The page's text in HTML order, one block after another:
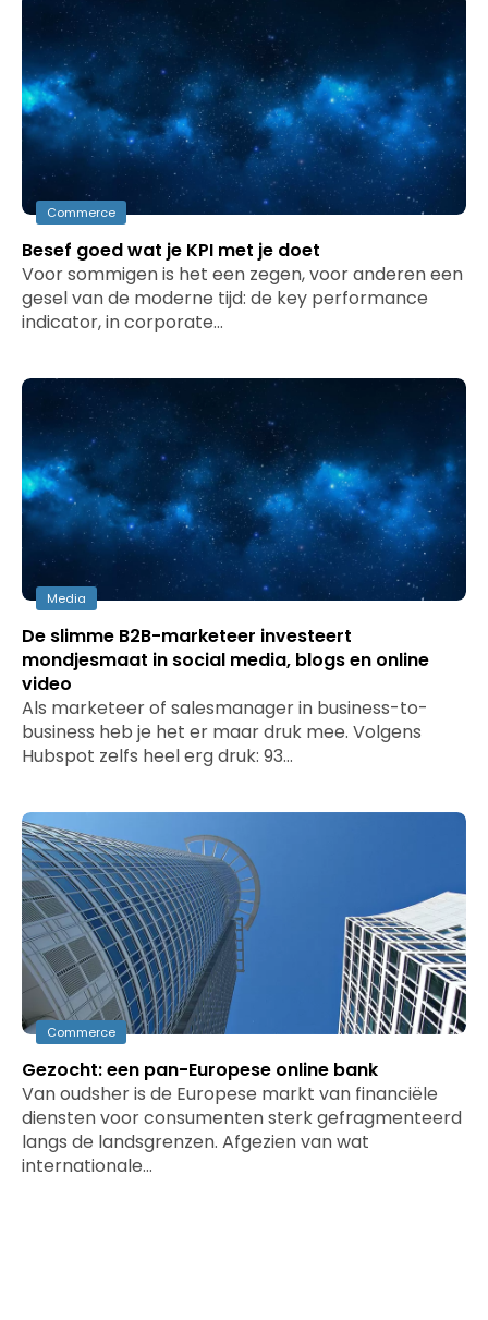
Commerce
Besef goed wat je KPI met je doet
Voor sommigen is het een zegen, voor anderen een
gesel van de moderne tijd: de key performance
indicator, in corporate…
Media
De slimme B2B-marketeer investeert
mondjesmaat in social media, blogs en online
video
Als marketeer of salesmanager in business-to-
business heb je het er maar druk mee. Volgens
Hubspot zelfs heel erg druk: 93…
Commerce
Gezocht: een pan-Europese online bank
Van oudsher is de Europese markt van financiële
diensten voor consumenten sterk gefragmenteerd
langs de landsgrenzen. Afgezien van wat
internationale…